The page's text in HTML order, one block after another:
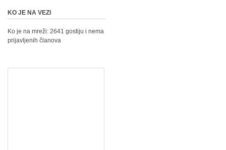
KO JE NA VEZI
Ko je na mreži: 2641 gostiju i nema
prijavljenih članova